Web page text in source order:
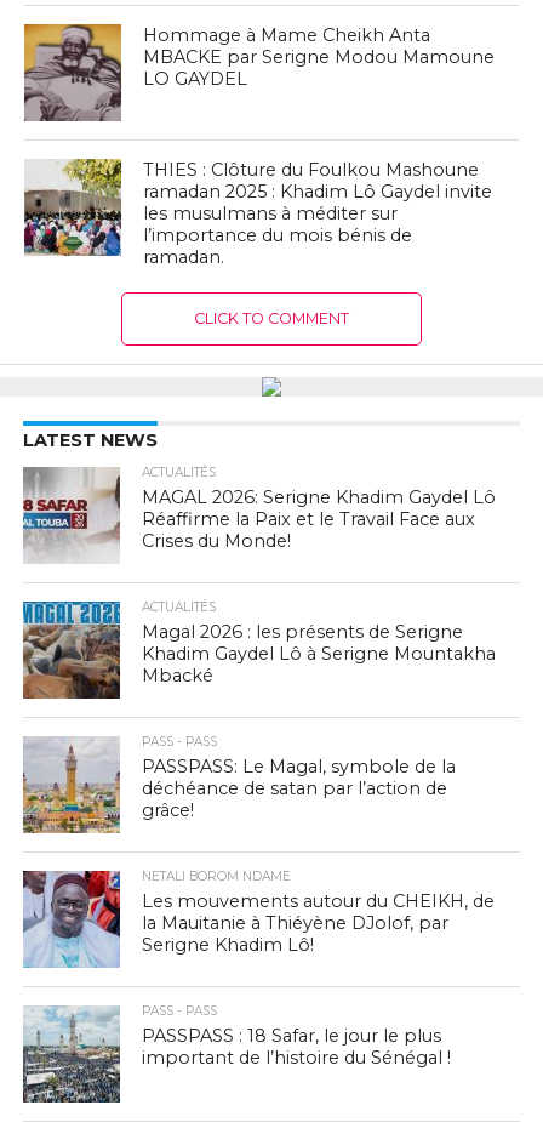
Hommage à Mame Cheikh Anta
MBACKE par Serigne Modou Mamoune
LO GAYDEL
THIES : Clôture du Foulkou Mashoune
ramadan 2025 : Khadim Lô Gaydel invite
les musulmans à méditer sur
l’importance du mois bénis de
ramadan.
CLICK TO COMMENT
LATEST NEWS
ACTUALITÉS
MAGAL 2026: Serigne Khadim Gaydel Lô
Réaffirme la Paix et le Travail Face aux
Crises du Monde!
ACTUALITÉS
Magal 2026 : les présents de Serigne
Khadim Gaydel Lô à Serigne Mountakha
Mbacké
PASS - PASS
PASSPASS: Le Magal, symbole de la
déchéance de satan par l’action de
grâce!
NETALI BOROM NDAME
Les mouvements autour du CHEIKH, de
la Mauitanie à Thiéyène DJolof, par
Serigne Khadim Lô!
PASS - PASS
PASSPASS : 18 Safar, le jour le plus
important de l’histoire du Sénégal !